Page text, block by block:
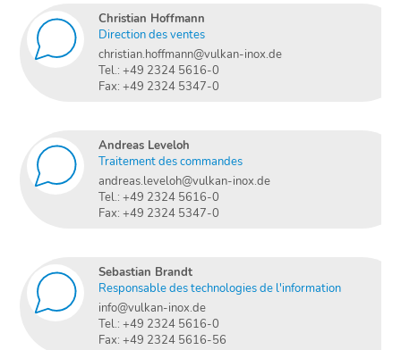
Christian Hoffmann
Direction des ventes
christian.hoffmann@vulkan-inox.de
Tel.: +49 2324 5616-0
Fax: +49 2324 5347-0
Andreas Leveloh
Traitement des commandes
andreas.leveloh@vulkan-inox.de
Tel.: +49 2324 5616-0
Fax: +49 2324 5347-0
Sebastian Brandt
Responsable des technologies de l'information
info@vulkan-inox.de
Tel.: +49 2324 5616-0
Fax: +49 2324 5616-56